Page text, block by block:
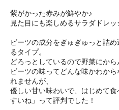
紫がかった赤みが鮮やか♪
見た目にも楽しめるサラダドレッ
ビーツの成分をぎゅぎゅっと詰
るタイプ。
どろっとしているので野菜にから
ビーツの味ってどんな味かわか
れませんが、
優しい甘い味わいで、はじめて
すいね」って評判でした！